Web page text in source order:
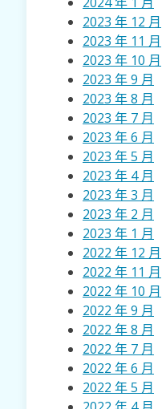
2023 年 12 月
2023 年 11 月
2023 年 10 月
2023 年 9 月
2023 年 8 月
2023 年 7 月
2023 年 6 月
2023 年 5 月
2023 年 4 月
2023 年 3 月
2023 年 2 月
2023 年 1 月
2022 年 12 月
2022 年 11 月
2022 年 10 月
2022 年 9 月
2022 年 8 月
2022 年 7 月
2022 年 6 月
2022 年 5 月